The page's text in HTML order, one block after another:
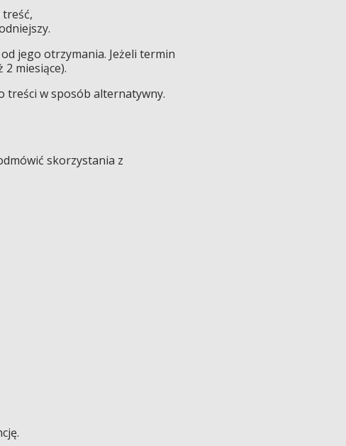
jego otrzymania. Jeżeli termin
miesiące).
treści w sposób alternatywny.
skorzystania z